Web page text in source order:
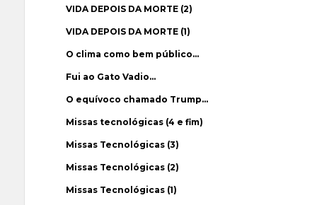
VIDA DEPOIS DA MORTE (2)
VIDA DEPOIS DA MORTE (1)
O clima como bem público…
Fui ao Gato Vadio…
O equívoco chamado Trump…
Missas tecnológicas (4 e fim)
Missas Tecnológicas (3)
Missas Tecnológicas (2)
Missas Tecnológicas (1)